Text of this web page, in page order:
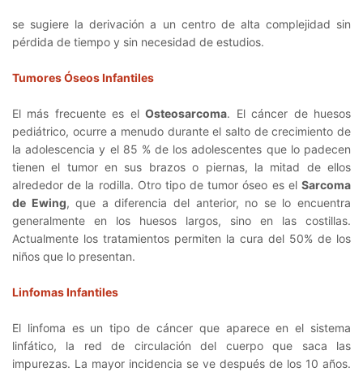
se sugiere la derivación a un centro de alta complejidad sin
pérdida de tiempo y sin necesidad de estudios.
Tumores Óseos Infantiles
El más frecuente es elOsteosarcoma. El cáncer de huesos
pediátrico, ocurre a menudo durante el salto de crecimiento de
la adolescencia y el 85 % de los adolescentes que lo padecen
tienen el tumor en sus brazos o piernas, la mitad de ellos
alrededor de la rodilla. Otro tipo de tumor óseo es el Sarcoma
de Ewing, que a diferencia del anterior, no se lo encuentra
generalmente en los huesos largos, sino en las costillas.
Actualmente los tratamientos permiten la cura del 50% de los
niños que lo presentan.
Linfomas Infantiles
El linfoma es un tipo de cáncer que aparece en el sistema
linfático, la red de circulación del cuerpo que saca las
impurezas. La mayor incidencia se ve después de los 10 años.